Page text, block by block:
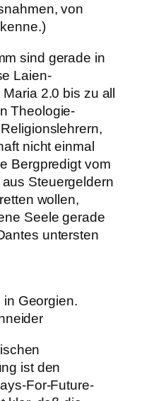
von
sind gerade in
Laien-
2.0 bis zu all
Theologie-
nicht einmal
Bergpredigt vom
Steuergeldern
wollen,
Seele gerade
untersten
Georgien.
ist den
For-Future-